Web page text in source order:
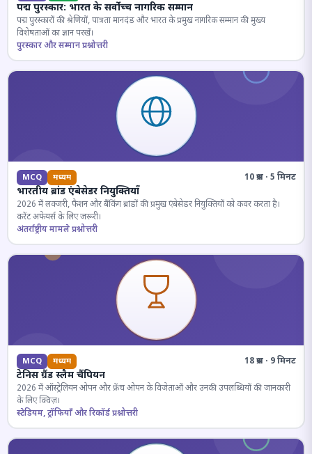
पद्म पुरस्कार: भारत के सर्वोच्च नागरिक सम्मान
पद्म पुरस्कारों की श्रेणियों, पात्रता मानदंड और भारत के प्रमुख नागरिक सम्मान की मुख्य
विशेषताओं का ज्ञान परखें।
पुरस्कार और सम्मान प्रश्नोत्तरी
MCQ मध्यम 10 प्रश्न · 5 मिनट
भारतीय ब्रांड एंबेसेडर नियुक्तियाँ
2026 में लक्जरी, फैशन और बैंकिंग ब्रांडों की प्रमुख एंबेसेडर नियुक्तियों को कवर करता है।
करेंट अफेयर्स के लिए जरूरी।
अंतर्राष्ट्रीय मामले प्रश्नोत्तरी
MCQ मध्यम 18 प्रश्न · 9 मिनट
टेनिस ग्रैंड स्लैम चैंपियन
2026 में ऑस्ट्रेलियन ओपन और फ्रेंच ओपन के विजेताओं और उनकी उपलब्धियों की जानकारी
के लिए क्विज़।
स्टेडियम, ट्रॉफियाँ और रिकॉर्ड प्रश्नोत्तरी